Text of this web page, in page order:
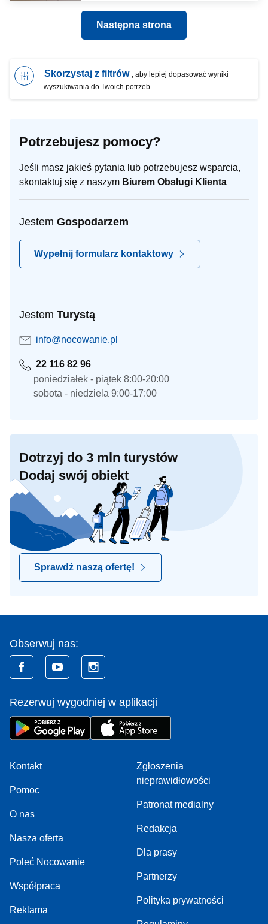
Następna strona
Skorzystaj z filtrów , aby lepiej dopasować wyniki
wyszukiwania do Twoich potrzeb.
Potrzebujesz pomocy?
Jeśli masz jakieś pytania lub potrzebujesz wsparcia,
skontaktuj się z naszym Biurem Obsługi Klienta
Jestem Gospodarzem
Wypełnij formularz kontaktowy
Jestem Turystą
info@nocowanie.pl
22 116 82 96
poniedziałek - piątek 8:00-20:00
sobota - niedziela 9:00-17:00
Dotrzyj do 3 mln turystów
Dodaj swój obiekt
Sprawdź naszą ofertę!
Obserwuj nas:
Rezerwuj wygodniej w aplikacji
Kontakt
Pomoc
O nas
Nasza oferta
Poleć Nocowanie
Współpraca
Reklama
Zgłoszenia
nieprawidłowości
Patronat medialny
Redakcja
Dla prasy
Partnerzy
Polityka prywatności